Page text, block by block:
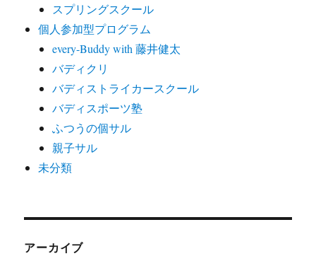
スプリングスクール
個人参加型プログラム
every-Buddy with 藤井健太
バディクリ
バディストライカースクール
バディスポーツ塾
ふつうの個サル
親子サル
未分類
アーカイブ